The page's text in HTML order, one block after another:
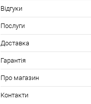
Відгуки
Послуги
Доставка
Гарантія
Про магазин
Контакти